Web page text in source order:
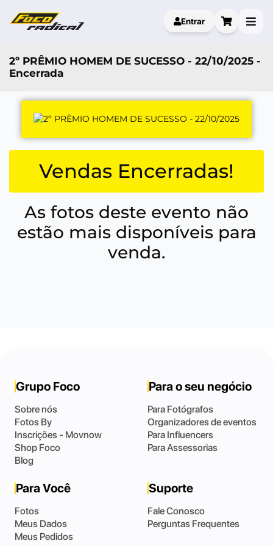
Entrar
2º PRÊMIO HOMEM DE SUCESSO - 22/10/2025 -
Encerrada
Vendas Encerradas!
As fotos deste evento não
estão mais disponíveis para
venda.
Grupo Foco
Sobre nós
Fotos By
Inscrições - Movnow
Shop Foco
Blog
Para o seu negócio
Para Fotógrafos
Organizadores de eventos
Para Influencers
Para Assessorias
Para Você
Fotos
Meus Dados
Meus Pedidos
Suporte
Fale Conosco
Perguntas Frequentes